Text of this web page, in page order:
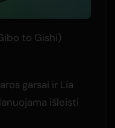
to Gishi)
garsai ir Lia
išleisti